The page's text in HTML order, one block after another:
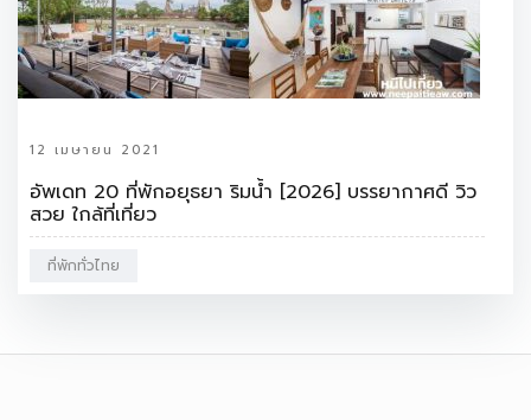
12 เมษายน 2021
อัพเดท 20 ที่พักอยุธยา ริมน้ำ [2026] บรรยากาศดี วิว
สวย ใกล้ที่เที่ยว
ที่พักทั่วไทย